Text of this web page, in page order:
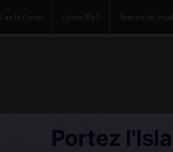
Lire le Coran Coran Mp3 Sermon du
Portez